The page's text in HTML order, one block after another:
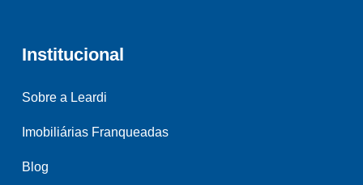
Institucional
Sobre a Leardi
Imobiliárias Franqueadas
Blog